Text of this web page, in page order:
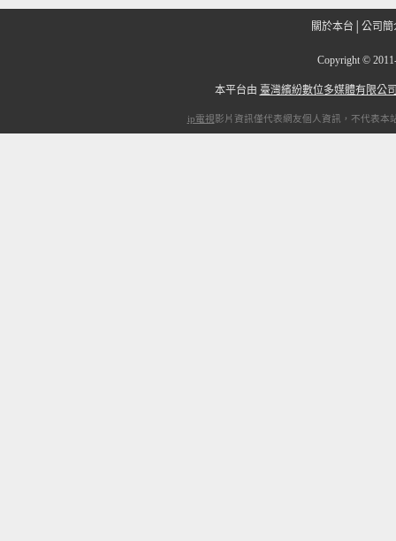
關於本台 公司簡
Copyright ©
本平台由 臺灣繽紛數位多媒體有限公
ip電視影片資訊僅代表網友個人資訊，不代表本